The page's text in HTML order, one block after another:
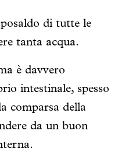
di tutte le
tanta acqua.
è davvero
intestinale, spesso
comparsa della
da un buon